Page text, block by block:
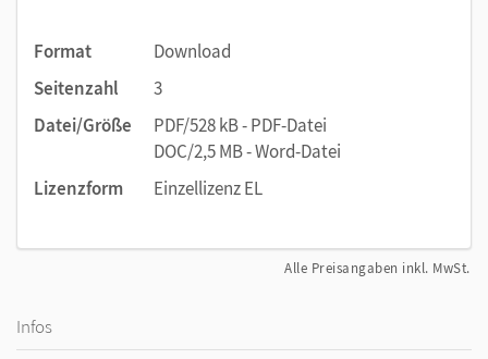
Format
Download
Seitenzahl
3
Datei/Größe
PDF/528 kB - PDF-Datei
DOC/2,5 MB - Word-Datei
Lizenzform
Einzellizenz EL
Alle Preisangaben inkl. MwSt.
Infos